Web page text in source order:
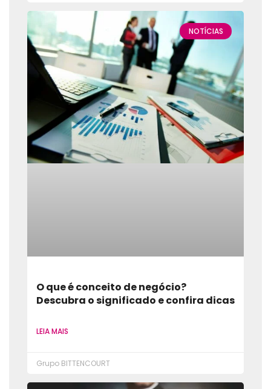
NOTÍCIAS
O que é conceito de negócio?
Descubra o significado e confira dicas
LEIA MAIS
Grupo BITTENCOURT